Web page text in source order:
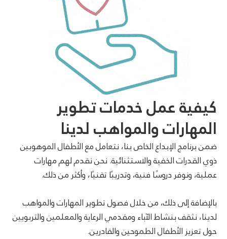
كيفية عمل خدمات تطوير
المهارات والمواهب لدينا
ضمن برنامج الإبداع الخاص بنا، نتعامل مع الأطفال الموهوبين
ذوي القدرات الخفية والاستثنائية. نحن نقدم لهم مهارات
عملية، ونوفر دروسًا فنية، وتدريبًا تقنيًا، وأكثر من ذلك.
بالإضافة إلى ذلك، من خلال فصول تطوير المهارات والمواهب
لدينا، نثقف بنشاط الآباء ومقدمي الرعاية والمعلمين والتربويين
حول تعزيز الأطفال الطموحين والقادرين.